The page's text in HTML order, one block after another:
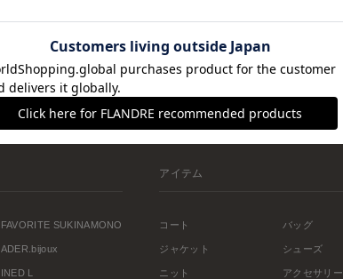
FAVORITE SUKINAMONO
ADER.bijoux
INED L
アイテム
コート
ジャケット
ニット
バッグ
シューズ
アクセサリー